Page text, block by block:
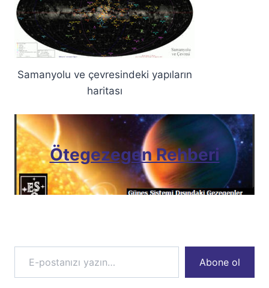
Samanyolu ve çevresindeki yapıların
haritası
Ötegezegen Rehberi
E-postanızı yazın…
Abone ol